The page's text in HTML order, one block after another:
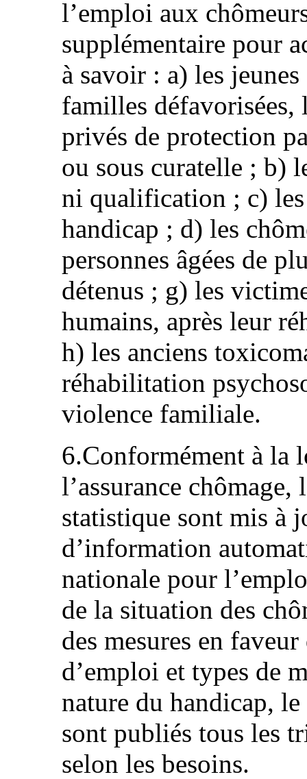
l’emploi aux
supplémentaire pour
à savoir : a) les
familles défavorisées,
privés de protection
ou sous curatelle ; b)
ni qualification ; c) les
handicap ; d) les
personnes âgées de
détenus ; g) les
humains, après leur
h) les anciens
réhabilitation
violence familiale.
6.Conformément à la
l’assurance
statistique sont mis à
d’information
nationale pour
de la situation des
des mesures en
d’emploi et types de
nature du handicap, le
sont publiés tous les
selon les besoins.